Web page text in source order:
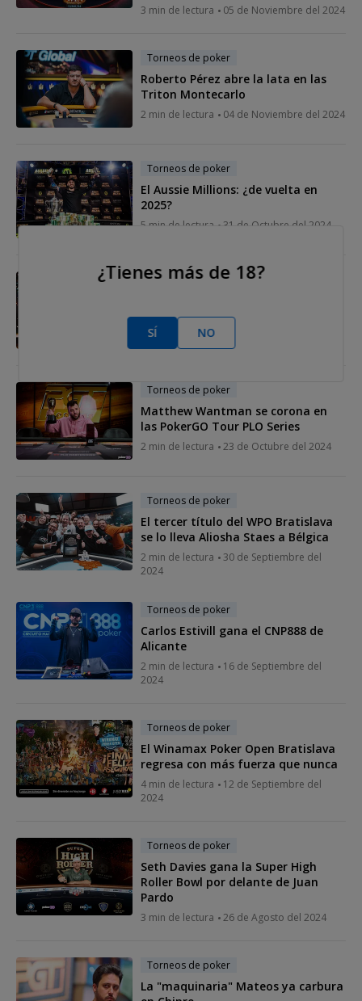
3 min de lectura 05 de Noviembre del 2024
Torneos de poker
Roberto Pérez abre la lata en las
Triton Montecarlo
2 min de lectura 04 de Noviembre del 2024
Torneos de poker
El Aussie Millions: ¿de vuelta en
2025?
5 min de lectura 31 de Octubre del 2024
Torneos de poker
Bowl de PLO
2 min de lectura
Torneos de poker
Matthew Wantman se corona en
las PokerGO Tour PLO Series
2 min de lectura 23 de Octubre del 2024
Torneos de poker
El tercer título del WPO Bratislava
se lo lleva Aliosha Staes a Bélgica
2 min de lectura
30 de Septiembre del
2024
Torneos de poker
Carlos Estivill gana el CNP888 de
Alicante
2 min de lectura
16 de Septiembre del
2024
Torneos de poker
El Winamax Poker Open Bratislava
regresa con más fuerza que nunca
4 min de lectura
12 de Septiembre del
2024
Torneos de poker
Seth Davies gana la Super High
Roller Bowl por delante de Juan
Pardo
3 min de lectura 26 de Agosto del 2024
Torneos de poker
La "maquinaria" Mateos ya carbura
¿Tienes más de 18?
SÍ NO